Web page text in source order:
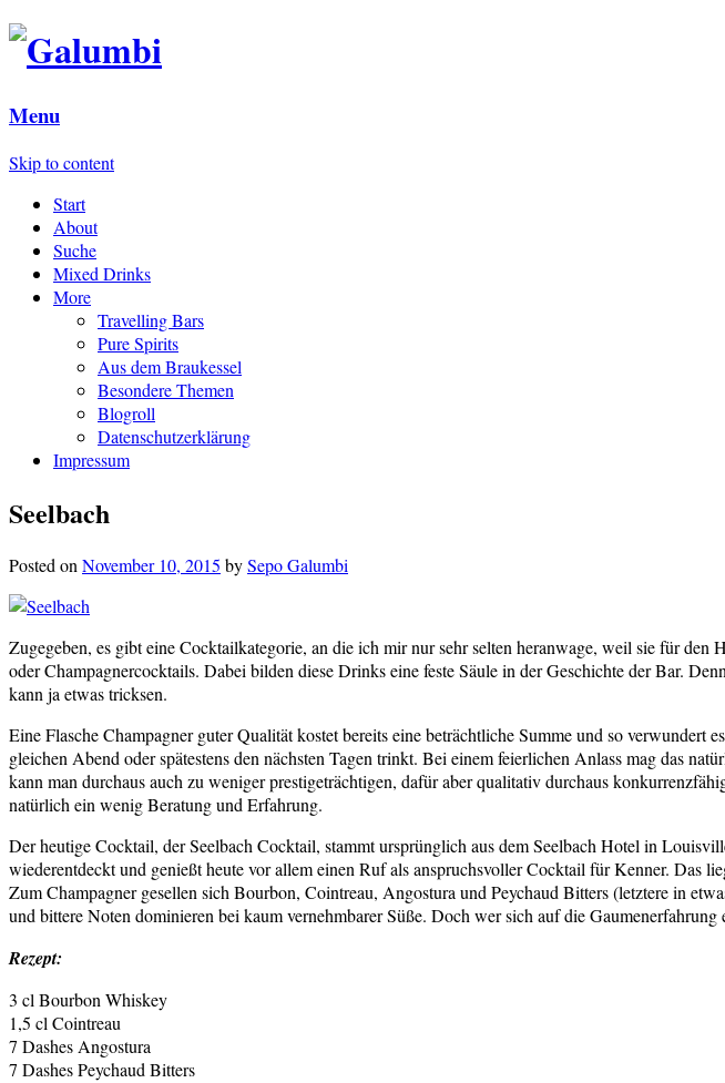
Menu
Skip to content
Start
About
Suche
Mixed Drinks
More
Travelling Bars
Pure Spirits
Aus dem Braukessel
Besondere Themen
Blogroll
Datenschutzerklärung
Impressum
Seelbach
Posted onNovember 10, 2015 bySepo Galumbi
Zugegeben, es gibt eine Cocktailkategorie, an die ich mir nur sehr selten heranwage, weil sie für
oder Champagnercocktails. Dabei bilden diese Drinks eine feste Säule in der Geschichte der Bar.
kann ja etwas tricksen.
Eine Flasche Champagner guter Qualität kostet bereits eine beträchtliche Summe und so
gleichen Abend oder spätestens den nächsten Tagen trinkt. Bei einem feierlichen Anlass mag das
kann man durchaus auch zu weniger prestigeträchtigen, dafür aber qualitativ durchaus
natürlich ein wenig Beratung und Erfahrung.
Der heutige Cocktail, der Seelbach Cocktail, stammt ursprünglich aus dem Seelbach Hotel in
wiederentdeckt und genießt heute vor allem einen Ruf als anspruchsvoller Cocktail für Kenner. Das
Zum Champagner gesellen sich Bourbon, Cointreau, Angostura und Peychaud Bitters (letztere in
und bittere Noten dominieren bei kaum vernehmbarer Süße. Doch wer sich auf die
Rezept:
3 cl Bourbon Whiskey
1,5 cl Cointreau
7 Dashes Angostura
7 Dashes Peychaud Bitters